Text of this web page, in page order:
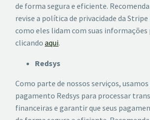
de forma segura e eficiente.
revise a política de privacidade da
como eles lidam com suas informações
clicando aqui.
Redsys
Como parte de nossos serviços,
pagamento Redsys para processar
financeiras e garantir que seus